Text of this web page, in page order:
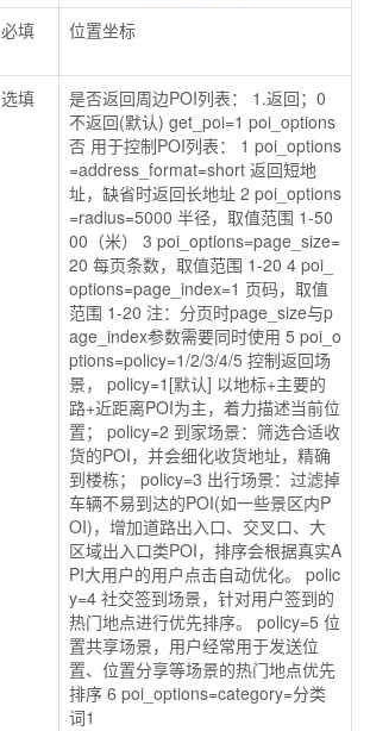
必填 位置坐标
选填
是否返回周边POI列表： 1.返回；0
不返回(默认) get_poi=1 poi_options
否 用于控制POI列表： 1 poi_options
=address_format=short 返回短地
址，缺省时返回长地址 2 poi_options
=radius=5000 半径，取值范围 1-50
00（米） 3 poi_options=page_size=
20 每页条数，取值范围 1-20 4 poi_
options=page_index=1 页码，取值
范围 1-20 注：分页时page_size与p
age_index参数需要同时使用 5 poi_o
ptions=policy=1/2/3/4/5 控制返回场
景， policy=1[默认] 以地标+主要的
路+近距离POI为主，着力描述当前位
置； policy=2 到家场景：筛选合适收
货的POI，并会细化收货地址，精确
到楼栋； policy=3 出行场景：过滤掉
车辆不易到达的POI(如一些景区内P
OI)，增加道路出入口、交叉口、大
区域出入口类POI，排序会根据真实A
PI大用户的用户点击自动优化。 polic
y=4 社交签到场景，针对用户签到的
热门地点进行优先排序。 policy=5 位
置共享场景，用户经常用于发送位
置、位置分享等场景的热门地点优先
排序 6 poi_options=category=分类
词1